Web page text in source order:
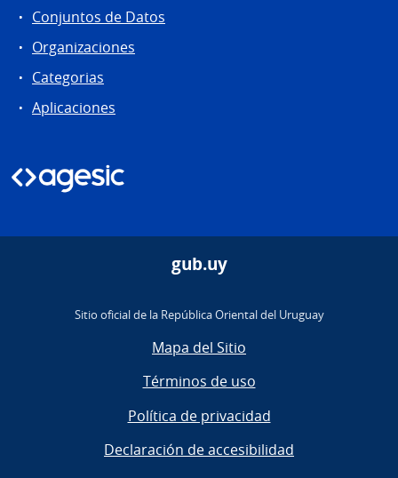
Conjuntos de Datos
Organizaciones
Categorias
Aplicaciones
gub.uy
Sitio oficial de la República Oriental del Uruguay
Mapa del Sitio
Términos de uso
Política de privacidad
Declaración de accesibilidad